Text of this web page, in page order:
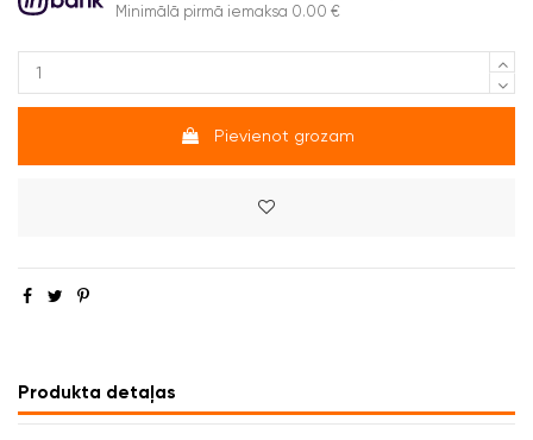
Minimālā pirmā iemaksa 0.00 €
Pievienot grozam
Produkta detaļas